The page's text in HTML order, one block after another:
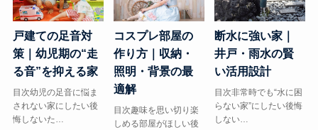
戸建ての足音対
策｜幼児期の“走
る音”を抑える家
目次幼児の足音に悩ま
されない家にしたい後
悔しないた…
コスプレ部屋の
作り方｜収納・
照明・背景の最
適解
目次趣味を思い切り楽
しめる部屋がほしい後
断水に強い家｜
井戸・雨水の賢
い活用設計
目次非常時でも“水に困
らない家”にしたい後悔
しない…